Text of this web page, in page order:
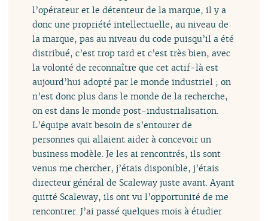
l’opérateur et le détenteur de la marque, il y a
donc une propriété intellectuelle, au niveau de
la marque, pas au niveau du code puisqu’il a été
distribué, c’est trop tard et c’est très bien, avec
la volonté de reconnaître que cet actif-là est
aujourd’hui adopté par le monde industriel ; on
n’est donc plus dans le monde de la recherche,
on est dans le monde post-industrialisation.
L’équipe avait besoin de s’entourer de
personnes qui allaient aider à concevoir un
business modèle. Je les ai rencontrés, ils sont
venus me chercher, j’étais disponible, j’étais
directeur général de Scaleway juste avant. Ayant
quitté Scaleway, ils ont vu l’opportunité de me
rencontrer. J’ai passé quelques mois à étudier